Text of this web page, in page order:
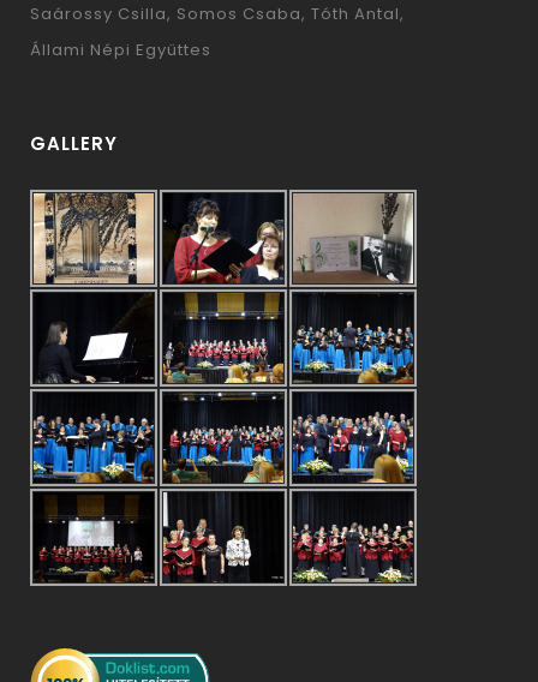
Saárossy Csilla Somos Csaba Tóth Antal
Állami Népi Együttes
GALLERY